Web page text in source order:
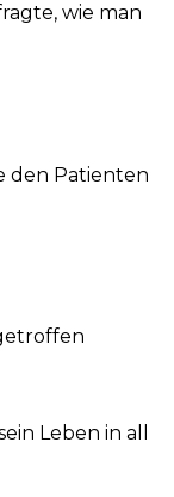
wie man
den Patienten
Leben in all